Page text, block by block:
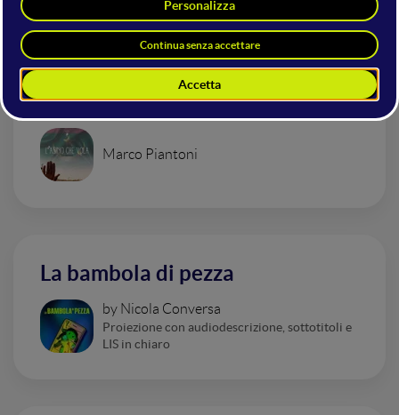
Area
L'asino che vola
Marco Piantoni
La bambola di pezza
by Nicola Conversa
Proiezione con audiodescrizione, sottotitoli e
LIS in chiaro